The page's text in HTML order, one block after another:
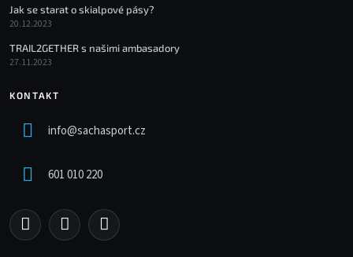
Jak se starat o skialpové pásy?
20.12.2023
TRAIL2GETHER s našimi ambasadory
27.11.2023
KONTAKT
info@sachasport.cz
601 010 220